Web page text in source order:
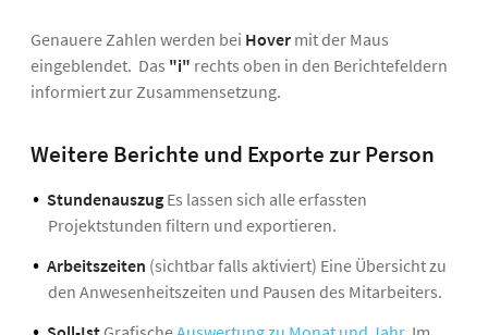
Genauere Zahlen werden bei Hover mit der Maus
eingeblendet. Das "i" rechts oben in den Berichtefeldern
informiert zur Zusammensetzung.
Weitere Berichte und Exporte zur Person
Stundenauszug Es lassen sich alle erfassten
Projektstunden filtern und exportieren.
Arbeitszeiten (sichtbar falls aktiviert) Eine Übersicht zu
den Anwesenheitszeiten und Pausen des Mitarbeiters.